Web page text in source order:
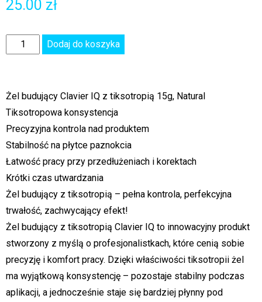
25.00 zł
Dodaj do koszyka
Żel budujący Clavier IQ z tiksotropią 15g, Natural
Tiksotropowa konsystencja
Precyzyjna kontrola nad produktem
Stabilność na płytce paznokcia
Łatwość pracy przy przedłużeniach i korektach
Krótki czas utwardzania
Żel budujący z tiksotropią – pełna kontrola, perfekcyjna
trwałość, zachwycający efekt!
Żel budujący z tiksotropią Clavier IQ to innowacyjny produkt
stworzony z myślą o profesjonalistkach, które cenią sobie
precyzję i komfort pracy. Dzięki właściwości tiksotropii żel
ma wyjątkową konsystencję – pozostaje stabilny podczas
aplikacji, a jednocześnie staje się bardziej płynny pod